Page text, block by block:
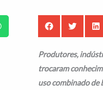
Produtores,
trocaram
uso combinado de